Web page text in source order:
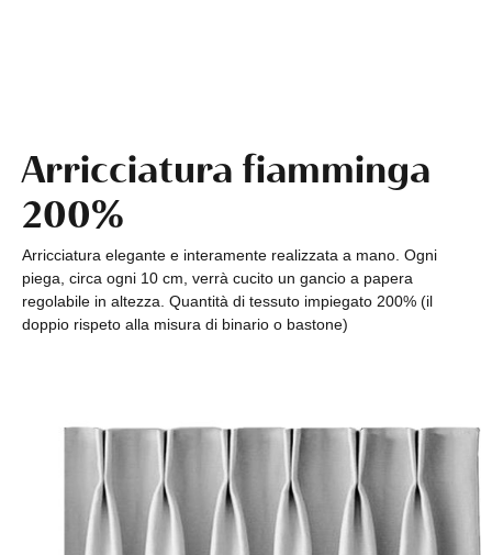
Arricciatura fiamminga
200%
Arricciatura elegante e interamente realizzata a mano. Ogni
piega, circa ogni 10 cm, verrà cucito un gancio a papera
regolabile in altezza. Quantità di tessuto impiegato 200% (il
doppio rispeto alla misura di binario o bastone)